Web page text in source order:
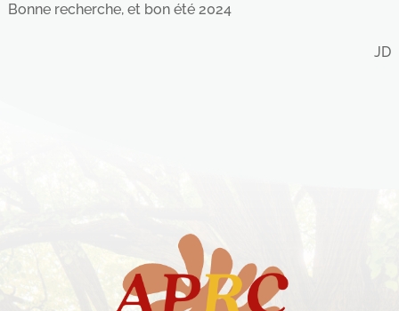
Bonne recherche, et bon été 2024
JD